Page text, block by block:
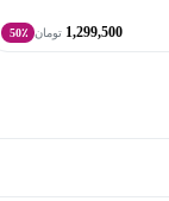
1,299,500 تومان 50٪